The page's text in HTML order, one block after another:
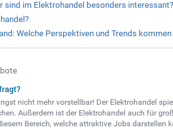
sind im Elektrohandel besonders interessant?
Welche Perspektiven und Trends
nicht mehr vorstellbar! Der Elektrohandel
Außerdem ist der Elektrohandel auch für
Bereich, welche attraktive Jobs